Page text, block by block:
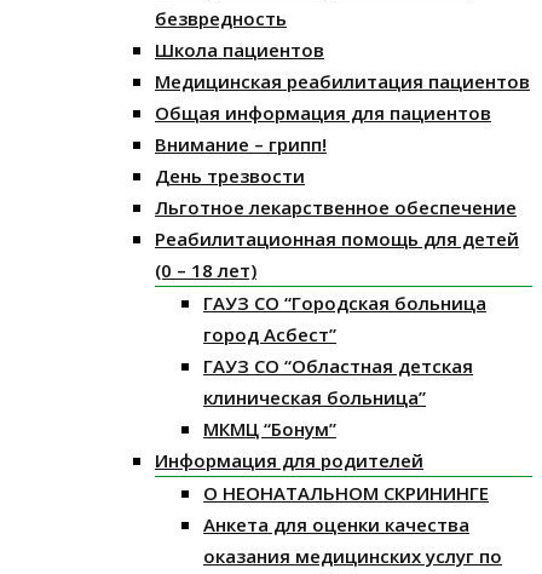
безвредность
Школа пациентов
Медицинская реабилитация пациентов
Общая информация для пациентов
Внимание – грипп!
День трезвости
Льготное лекарственное обеспечение
Реабилитационная помощь для детей
(0 – 18 лет)
ГАУЗ СО “Городская больница
город Асбест”
ГАУЗ СО “Областная детская
клиническая больница”
МКМЦ “Бонум”
Информация для родителей
О НЕОНАТАЛЬНОМ СКРИНИНГЕ
Анкета для оценки качества
оказания медицинских услуг по